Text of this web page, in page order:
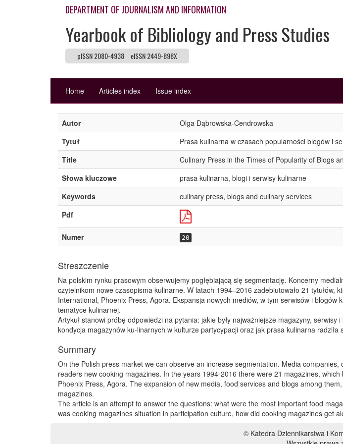
DEPARTMENT OF JOURNALISM AND INFORMATION
Yearbook of Bibliology and Press Studies
pISSN 2080-4938 eISSN 2449-898X
Home Articles index Issue index
Autor
Olga Dąbrowska-Cendrowska
Tytuł
Prasa kulinarna w czasach popularności blogów i
Title
Culinary Press in the Times of Popularity of Blogs
Słowa kluczowe
prasa kulinarna, blogi i serwisy kulinarne
Keywords
culinary press, blogs and culinary services
Pdf
Numer 20
Streszczenie
Na polskim rynku prasowym obserwujemy pogłębiającą się segmentację. Koncerny
czytelnikom nowe czasopisma kulinarne. W latach 1994–2016 zadebiutowało 21
International, Phoenix Press, Agora. Ekspansja nowych mediów, w tym serwisów i
tematyce kulinarnej.
Artykuł stanowi próbę odpowiedzi na pytania: jakie były najważniejsze magazyny,
kondycja magazynów ku-linarnych w kulturze partycypacji oraz jak prasa kulinarna
Summary
On the Polish press market we can observe an increase segmentation. Media
readers new cooking magazines. In the years 1994-2016 there were 21 magazines,
Phoenix Press, Agora. The expansion of new media, food services and blogs among
magazines.
The article is an attempt to answer the questions: what were the most important food
was cooking magazines situation in participation culture, how did cooking magazines get
© Katedra Dziennikarstwa i